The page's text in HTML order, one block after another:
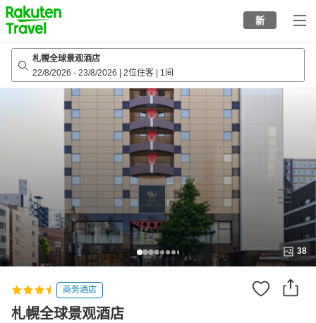
to
top
page
新
札幌全球景观酒店
22/8/2026 - 23/8/2026 2位住客 1间
38
商务酒店
札幌全球景观酒店